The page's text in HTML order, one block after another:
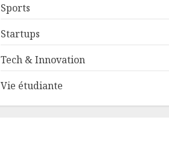
Sports
Startups
Tech & Innovation
Vie étudiante